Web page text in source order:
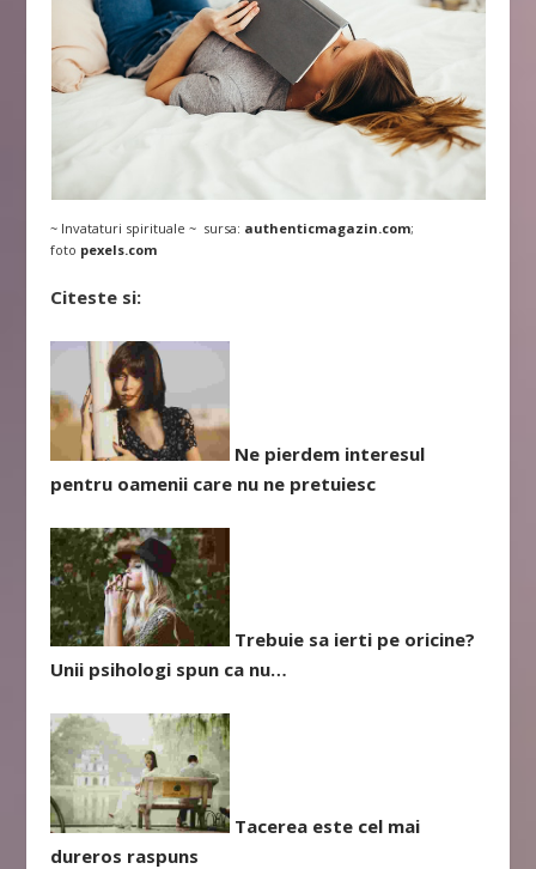
~ Invataturi spirituale ~ sursa: authenticmagazin.com;
foto pexels.com
Citeste si:
Ne pierdem interesul
pentru oamenii care nu ne pretuiesc
Trebuie sa ierti pe oricine?
Unii psihologi spun ca nu…
Tacerea este cel mai
dureros raspuns